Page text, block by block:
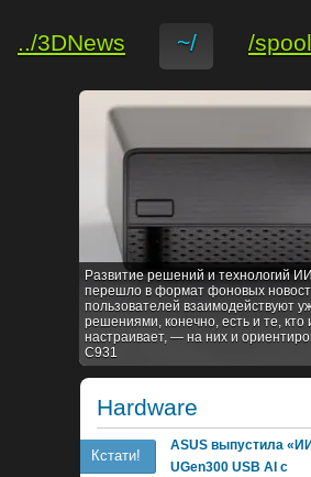
../3DNews ~/ /
Развитие решений и технологий
перешло в формат фоновых
пользователей взаимодействуют
решениями, конечно, есть и те, кто
настраивает, — на них и
C931
Hardware
Кстати!
ASUS выпустила
UGen300 USB AI с